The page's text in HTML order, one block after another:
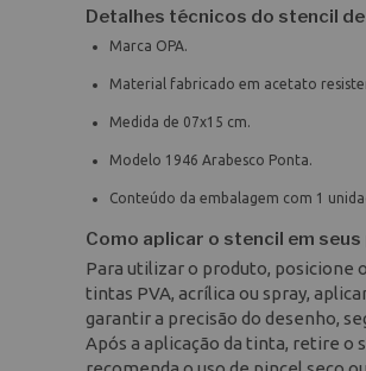
Detalhes técnicos do stencil
Marca OPA.
Material fabricado em acetato
Medida de 07x15 cm.
Modelo 1946 Arabesco Ponta.
Conteúdo da embalagem com 1
Como aplicar o stencil em
Para utilizar o produto, posicione
tintas PVA, acrílica ou spray,
garantir a precisão do desenho,
Após a aplicação da tinta, retire o